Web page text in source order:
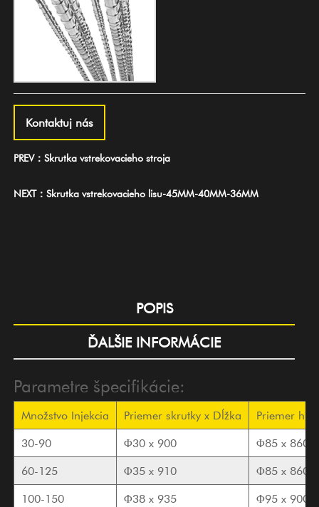
Kontaktuj nás
PREV：Skrutka vstrekovacieho stroja
NEXT：Skrutka vstrekovacieho lisu-45MM-40MM-36MM
POPIS
ĎALŠIE INFORMÁCIE
Parametre špecifikácie:
Množstvo Injekcia Priemer skrutkyx Dĺžka
Priemer
30-90
Φ30 x 900
Φ85 x 860
60-125
Φ35 x 910
Φ85 x 860
100-150
Φ38 x 935 Φ95 x 900